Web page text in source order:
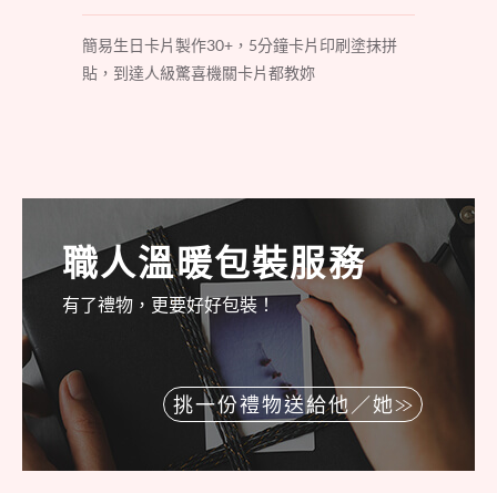
簡易生日卡片製作30+，5分鐘卡片印刷塗抹拼
貼，到達人級驚喜機關卡片都教妳
職人溫暖包裝服務
有了禮物，更要好好包裝！
挑一份禮物送給他／她